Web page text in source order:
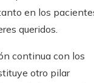
en los
queridos.
continua con los
otro pilar